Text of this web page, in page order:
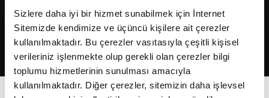
Sizlere daha iyi bir hizmet sunabilmek için İnternet
Sitemizde kendimize ve üçüncü kişilere ait çerezler
kullanılmaktadır. Bu çerezler vasıtasıyla çeşitli kişisel
verileriniz işlenmekte olup gerekli olan çerezler bilgi
toplumu hizmetlerinin sunulması amacıyla
kullanılmaktadır. Diğer çerezler, sitemizin daha işlevsel
2026Fikriyat. Tüm hakları saklıdır.